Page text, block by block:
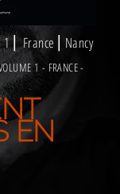
⎜ France ⎜Nancy
1 - FRANCE -
EN